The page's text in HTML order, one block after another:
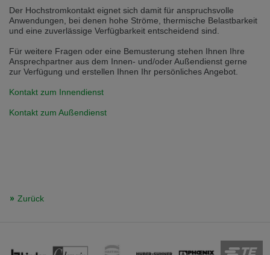
We have detected, that your browser prefers another language than the
switch to the English version?
Switch to English version Stay on this version
Der Hochstromkontakt eignet sich damit für anspruchsvolle
Anwendungen, bei denen hohe Ströme, thermische Belastbarkeit
und eine zuverlässige Verfügbarkeit entscheidend sind.
Für weitere Fragen oder eine Bemusterung stehen Ihnen Ihre
Ansprechpartner aus dem Innen- und/oder Außendienst gerne
zur Verfügung und erstellen Ihnen Ihr persönliches Angebot.
Kontakt zum Innendienst
Kontakt zum Außendienst
Zurück